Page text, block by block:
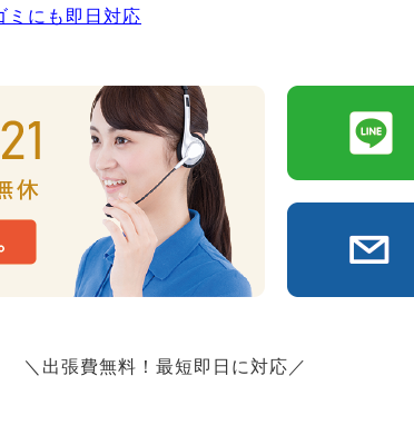
ミにも即日対応
＼出張費無料！最短即日に対応／